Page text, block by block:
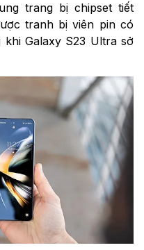
trang bị chipset tiết
tranh bị viên pin có
Galaxy S23 Ultra sở